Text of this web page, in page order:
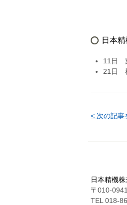
日本
11日
21日
< 次の記事
日本精機
〒010-
TEL 018-